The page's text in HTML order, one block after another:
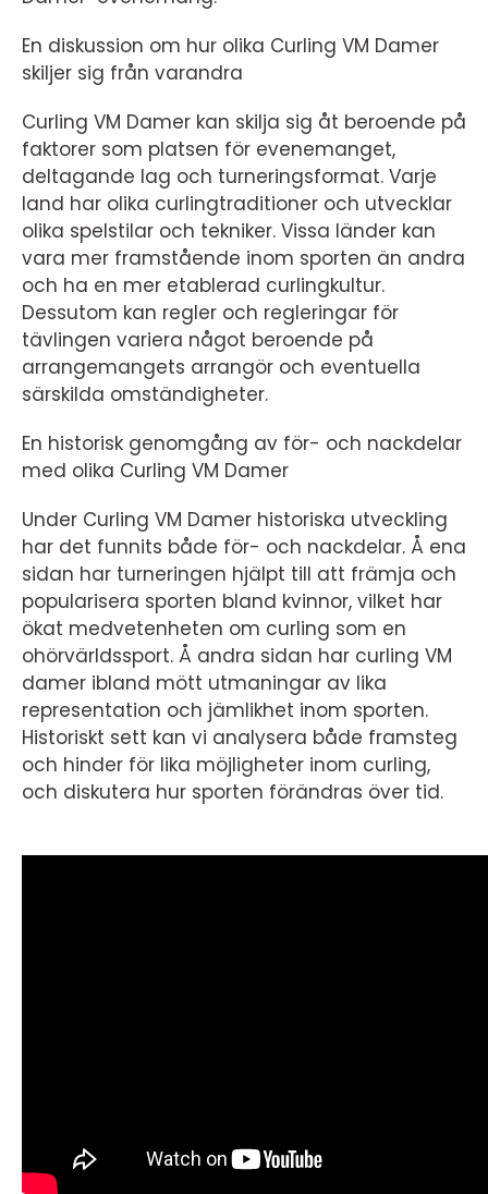
En diskussion om hur olika Curling VM Damer
skiljer sig från varandra
Curling VM Damer kan skilja sig åt beroende på
faktorer som platsen för evenemanget,
deltagande lag och turneringsformat. Varje
land har olika curlingtraditioner och utvecklar
olika spelstilar och tekniker. Vissa länder kan
vara mer framstående inom sporten än andra
och ha en mer etablerad curlingkultur.
Dessutom kan regler och regleringar för
tävlingen variera något beroende på
arrangemangets arrangör och eventuella
särskilda omständigheter.
En historisk genomgång av för- och nackdelar
med olika Curling VM Damer
Under Curling VM Damer historiska utveckling
har det funnits både för- och nackdelar. Å ena
sidan har turneringen hjälpt till att främja och
popularisera sporten bland kvinnor, vilket har
ökat medvetenheten om curling som en
ohörvärldssport. Å andra sidan har curling VM
damer ibland mött utmaningar av lika
representation och jämlikhet inom sporten.
Historiskt sett kan vi analysera både framsteg
och hinder för lika möjligheter inom curling,
och diskutera hur sporten förändras över tid.